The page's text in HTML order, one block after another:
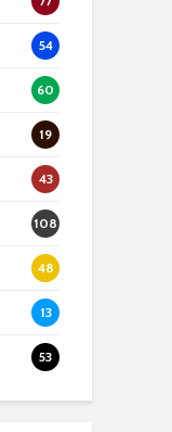
54
60
19
43
108
48
13
53